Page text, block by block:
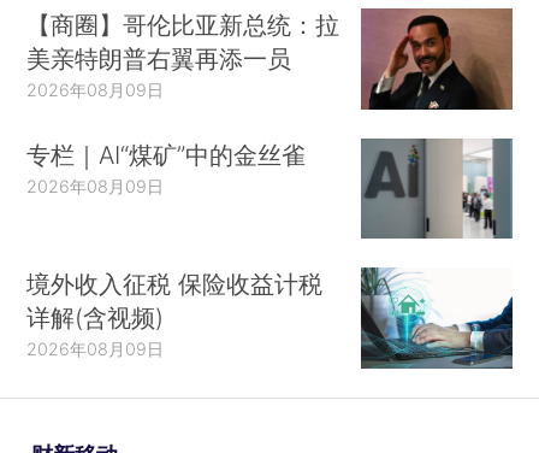
【商圈】哥伦比亚新总统：拉
美亲特朗普右翼再添一员
2026年08月09日
专栏｜AI“煤矿”中的金丝雀
2026年08月09日
境外收入征税 保险收益计税
详解(含视频)
2026年08月09日